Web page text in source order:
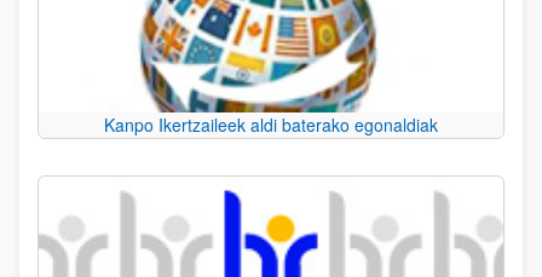
Kanpo Ikertzaileek aldi baterako egonaldiak